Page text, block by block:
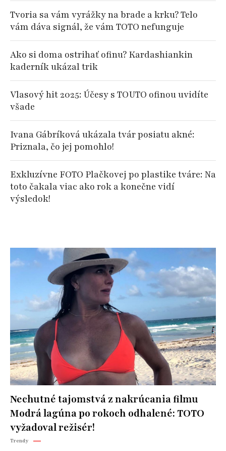
Tvoria sa vám vyrážky na brade a krku? Telo
vám dáva signál, že vám TOTO nefunguje
Ako si doma ostrihať ofinu? Kardashiankin
kaderník ukázal trik
Vlasový hit 2025: Účesy s TOUTO ofinou uvidíte
všade
Ivana Gábríková ukázala tvár posiatu akné:
Priznala, čo jej pomohlo!
Exkluzívne FOTO Plačkovej po plastike tváre: Na
toto čakala viac ako rok a konečne vidí
výsledok!
Nechutné tajomstvá z nakrúcania filmu
Modrá lagúna po rokoch odhalené: TOTO
vyžadoval režisér!
Trendy